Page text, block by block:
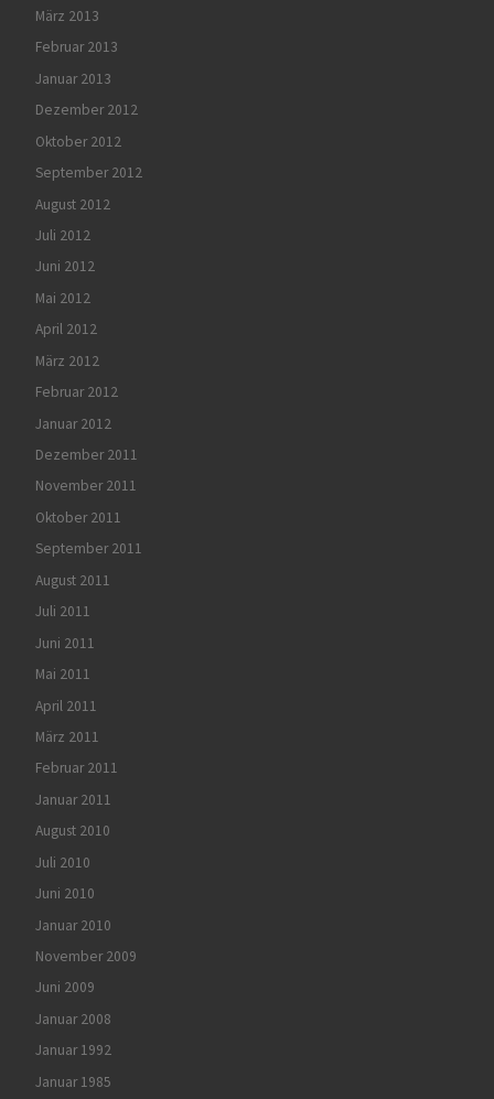
März 2013
Februar 2013
Januar 2013
Dezember 2012
Oktober 2012
September 2012
August 2012
Juli 2012
Juni 2012
Mai 2012
April 2012
März 2012
Februar 2012
Januar 2012
Dezember 2011
November 2011
Oktober 2011
September 2011
August 2011
Juli 2011
Juni 2011
Mai 2011
April 2011
März 2011
Februar 2011
Januar 2011
August 2010
Juli 2010
Juni 2010
Januar 2010
November 2009
Juni 2009
Januar 2008
Januar 1992
Januar 1985